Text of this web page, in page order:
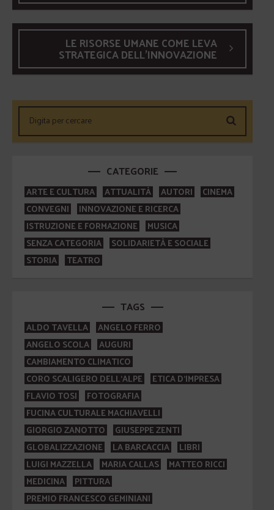
LE RISORSE UMANE COME LEVA
STRATEGICA DELL'INNOVAZIONE
CATEGORIE
ARTE E CULTURA ATTUALITÀ AUTORI
CINEMA
CONVEGNI
INNOVAZIONE E RICERCA
ISTRUZIONE E FORMAZIONE
MUSICA
SENZA CATEGORIA
SOLIDARIETÀ E SOCIALE
STORIA
TEATRO
TAGS
ALDO TAVELLA
ANGELO FERRO
ANGELO SCOLA
AUGURI
CAMBIAMENTO CLIMATICO
CORO SCALIGERO DELL'ALPE
ETICA D'IMPRESA
FLAVIO TOSI
FOTOGRAFIA
FUCINA CULTURALE MACHIAVELLI
GIORGIO ZANOTTO
GIUSEPPE ZENTI
GLOBALIZZAZIONE
LA BARCACCIA
LIBRI
LUIGI MAZZELLA
MARIA CALLAS
MATTEO RICCI
MEDICINA
PITTURA
PREMIO FRANCESCO GEMINIANI